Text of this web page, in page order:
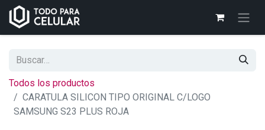
Todos los productos
CARATULA SILICON TIPO ORIGINAL C/LOGO
SAMSUNG S23 PLUS ROJA